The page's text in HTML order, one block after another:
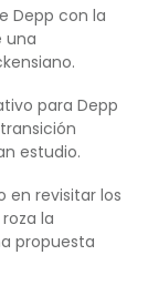
Depp con la
una
para Depp
estudio.
en revisitar los
la
propuesta